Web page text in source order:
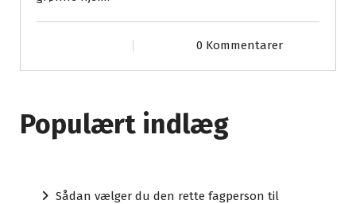
0 Kommentarer
Populært indlæg
Sådan vælger du den rette fagperson til